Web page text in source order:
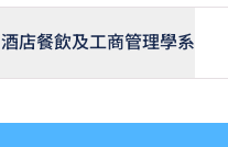
酒店餐飲及工商管理學系